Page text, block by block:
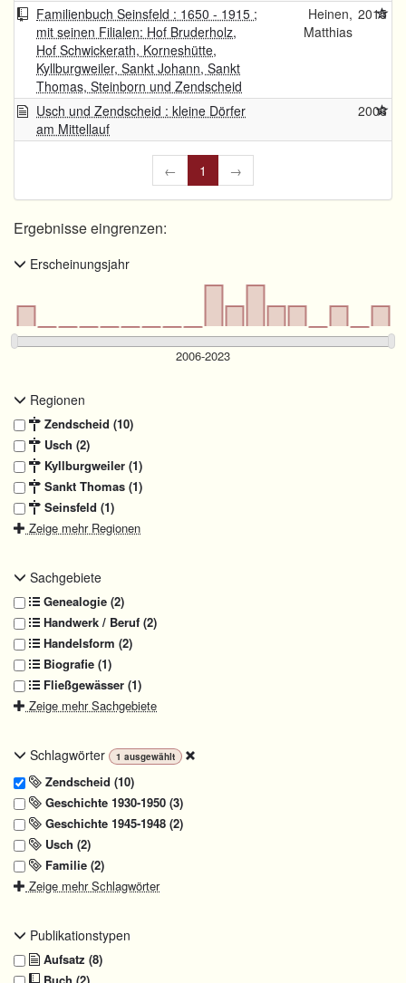
Familienbuch Seinsfeld : 1650 - 1915 ;
mit seinen Filialen: Hof Bruderholz,
Hof Schwickerath, Korneshütte,
Kyllburgweiler, Sankt Johann, Sankt
Thomas, Steinborn und Zendscheid
Heinen,
Matthias
2015
Usch und Zendscheid : kleine Dörfer
am Mittellauf
2006
← 1 →
Ergebnisse eingrenzen:
Erscheinungsjahr
Regionen
Zendscheid (10)
Usch (2)
Kyllburgweiler (1)
Sankt Thomas (1)
Seinsfeld (1)
Zeige mehr Regionen
Sachgebiete
Genealogie (2)
Handwerk / Beruf (2)
Handelsform (2)
Biografie (1)
Fließgewässer (1)
Zeige mehr Sachgebiete
Schlagwörter 1 ausgewählt
Zendscheid (10)
Geschichte 1930-1950 (3)
Geschichte 1945-1948 (2)
Usch (2)
Familie (2)
Zeige mehr Schlagwörter
Publikationstypen
Aufsatz (8)